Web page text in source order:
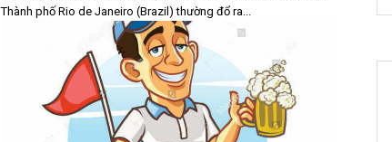
Thành phố Rio de Janeiro (Brazil) thường đổ ra...